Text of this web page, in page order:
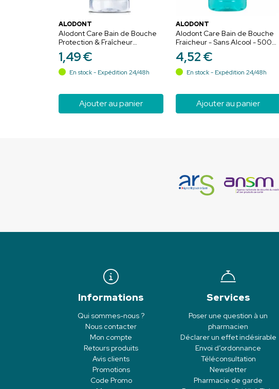
ALODONT
Alodont Care Bain de Bouche
Protection & Fraîcheur
Naturelle Bio - 100ml
1,49€
En stock - Expédition 24/48h
Ajouter au panier
ALODONT
Alodont Care Bain de Bouche
Fraicheur - Sans Alcool - 500
ml
4,52€
En stock - Expédition 24/48h
Ajouter au panier
Informations
Qui sommes-nous ?
Nous contacter
Mon compte
Retours produits
Avis clients
Promotions
Code Promo
Services
Poser une question à un
pharmacien
Déclarer un effet indésirable
Envoi d’ordonnance
Téléconsultation
Newsletter
Pharmacie de garde